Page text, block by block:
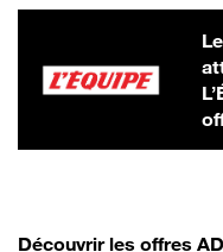
Découvrir les offres